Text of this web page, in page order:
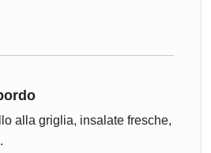
alla griglia, insalate fresche,